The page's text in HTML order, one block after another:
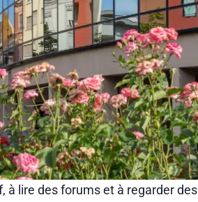
à lire des forums et à regarder des